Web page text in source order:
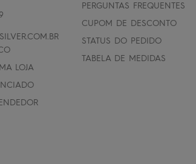
LOJA
PERGUNTAS FREQUENTES
CUPOM DE DESCONTO
STATUS DO PEDIDO
TABELA DE MEDIDAS